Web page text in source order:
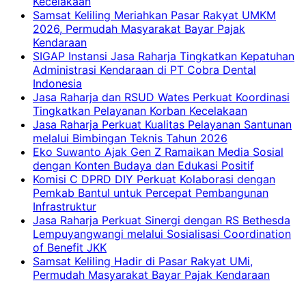
Samsat Keliling Meriahkan Pasar Rakyat UMKM
2026, Permudah Masyarakat Bayar Pajak
Kendaraan
SIGAP Instansi Jasa Raharja Tingkatkan Kepatuhan
Administrasi Kendaraan di PT Cobra Dental
Indonesia
Jasa Raharja dan RSUD Wates Perkuat Koordinasi
Tingkatkan Pelayanan Korban Kecelakaan
Jasa Raharja Perkuat Kualitas Pelayanan Santunan
melalui Bimbingan Teknis Tahun 2026
Eko Suwanto Ajak Gen Z Ramaikan Media Sosial
dengan Konten Budaya dan Edukasi Positif
Komisi C DPRD DIY Perkuat Kolaborasi dengan
Pemkab Bantul untuk Percepat Pembangunan
Infrastruktur
Jasa Raharja Perkuat Sinergi dengan RS Bethesda
Lempuyangwangi melalui Sosialisasi Coordination
of Benefit JKK
Samsat Keliling Hadir di Pasar Rakyat UMi,
Permudah Masyarakat Bayar Pajak Kendaraan